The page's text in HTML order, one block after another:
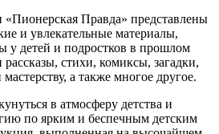
«Пионерская Правда» представлены
и увлекательные материалы,
у детей и подростков в прошлом
стихи, комиксы, загадки,
а также многое другое.
в атмосферу детства и
по ярким и беспечным детским